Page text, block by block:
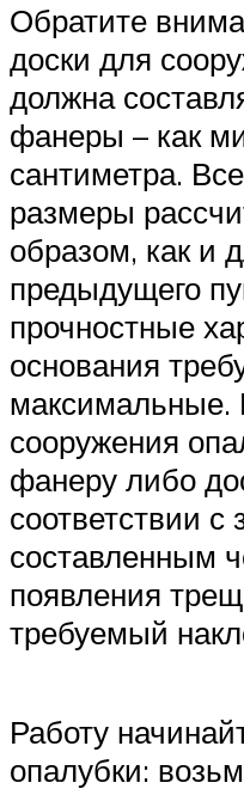
Обратите
доски для
должна
фанеры – как
сантиметра.
размеры
образом, как и
предыдущего
прочностные
основания
максимальные.
сооружения
фанеру либо
соответствии с
составленным
появления
требуемый
Работу
опалубки: